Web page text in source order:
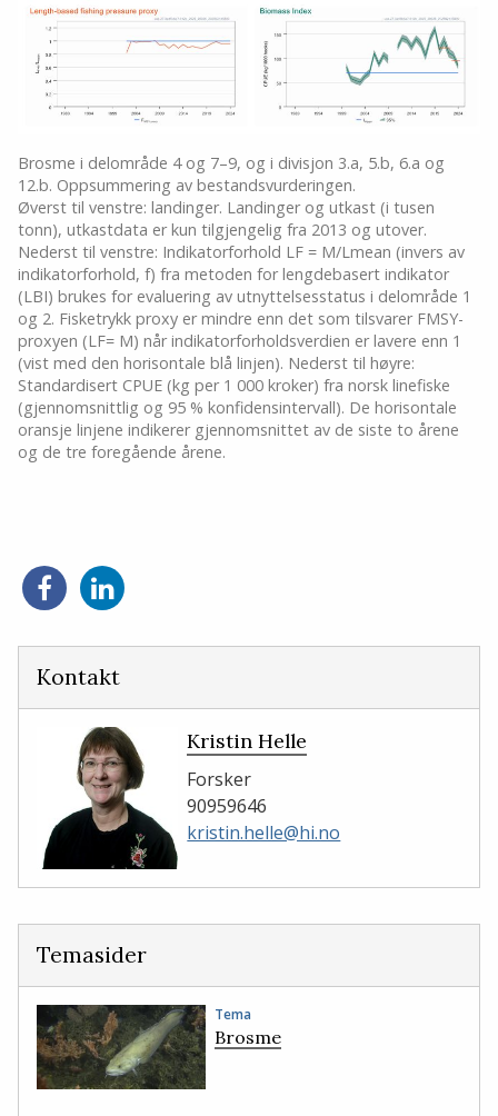
Brosme i delområde 4 og 7–9, og i divisjon 3.a, 5.b, 6.a og
12.b. Oppsummering av bestandsvurderingen.
Øverst til venstre: landinger. Landinger og utkast (i tusen
tonn), utkastdata er kun tilgjengelig fra 2013 og utover.
Nederst til venstre: Indikatorforhold LF = M/Lmean (invers av
indikatorforhold, f) fra metoden for lengdebasert indikator
(LBI) brukes for evaluering av utnyttelsesstatus i delområde 1
og 2. Fisketrykk proxy er mindre enn det som tilsvarer FMSY-
proxyen (LF= M) når indikatorforholdsverdien er lavere enn 1
(vist med den horisontale blå linjen). Nederst til høyre:
Standardisert CPUE (kg per 1 000 kroker) fra norsk linefiske
(gjennomsnittlig og 95 % konfidensintervall). De horisontale
oransje linjene indikerer gjennomsnittet av de siste to årene
og de tre foregående årene.
Del
på
Del
på
Kontakt
Kristin Helle
Forsker
90959646
kristin.helle@hi.no
Temasider
Tema
Brosme